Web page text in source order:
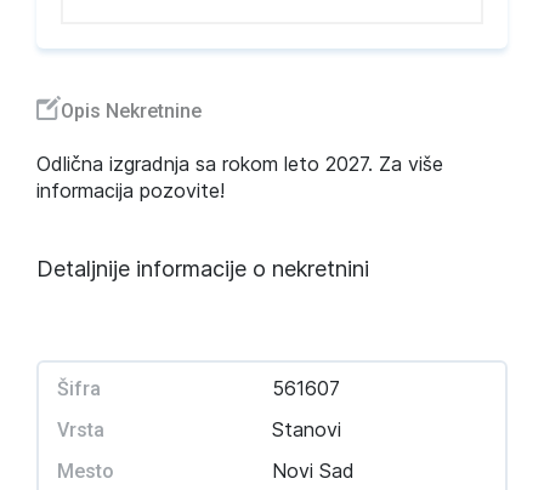
Opis Nekretnine
Odlična izgradnja sa rokom leto 2027. Za više
informacija pozovite!
Detaljnije informacije o nekretnini
Šifra 561607
Vrsta Stanovi
Mesto Novi Sad